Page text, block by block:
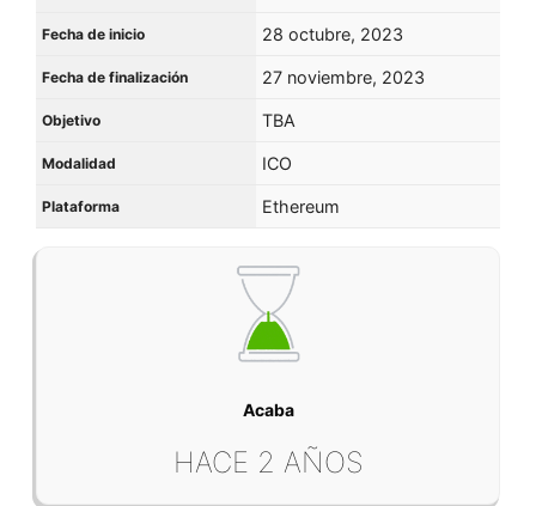
Fecha de inicio 28 octubre, 2023
Fecha de finalización 27 noviembre, 2023
Objetivo TBA
Modalidad ICO
Plataforma Ethereum
Acaba
HACE 2 AÑOS